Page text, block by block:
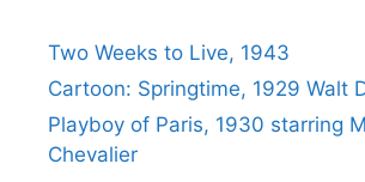
Two Weeks to Live, 1943
Cartoon: Springtime, 1929 Walt
Playboy of Paris, 1930 starring
Chevalier